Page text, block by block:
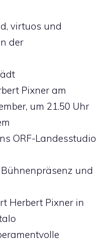
virtuos und
der
Pixner am
um 21.50 Uhr
ORF-Landesstudio
und
Herbert Pixner in